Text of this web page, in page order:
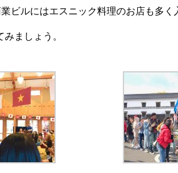
ルにはエスニック料理のお店も多
ましょう。